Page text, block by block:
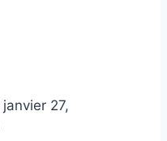
janvier 27,